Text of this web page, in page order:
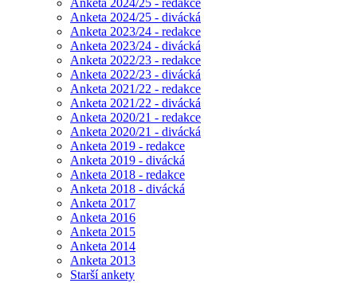
Anketa 2024/25 - redakce
Anketa 2024/25 - divácká
Anketa 2023/24 - redakce
Anketa 2023/24 - divácká
Anketa 2022/23 - redakce
Anketa 2022/23 - divácká
Anketa 2021/22 - redakce
Anketa 2021/22 - divácká
Anketa 2020/21 - redakce
Anketa 2020/21 - divácká
Anketa 2019 - redakce
Anketa 2019 - divácká
Anketa 2018 - redakce
Anketa 2018 - divácká
Anketa 2017
Anketa 2016
Anketa 2015
Anketa 2014
Anketa 2013
Starší ankety